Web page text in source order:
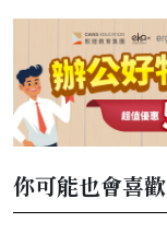
你可能也會喜歡